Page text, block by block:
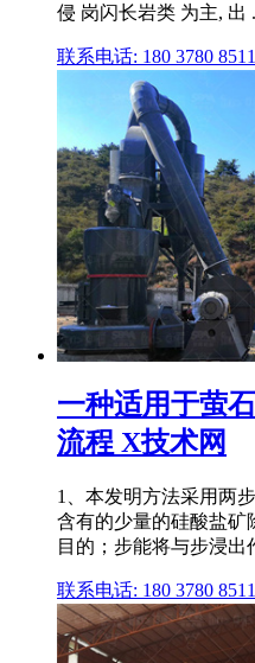
侵 岗闪长岩类 为主, 出 .
联系电话: 180 3780 8511
一种适用于萤
流程 X技术网
1、本发明方法采用两
含有的少量的硅酸盐矿
目的；步能将与步浸出
联系电话: 180 3780 8511